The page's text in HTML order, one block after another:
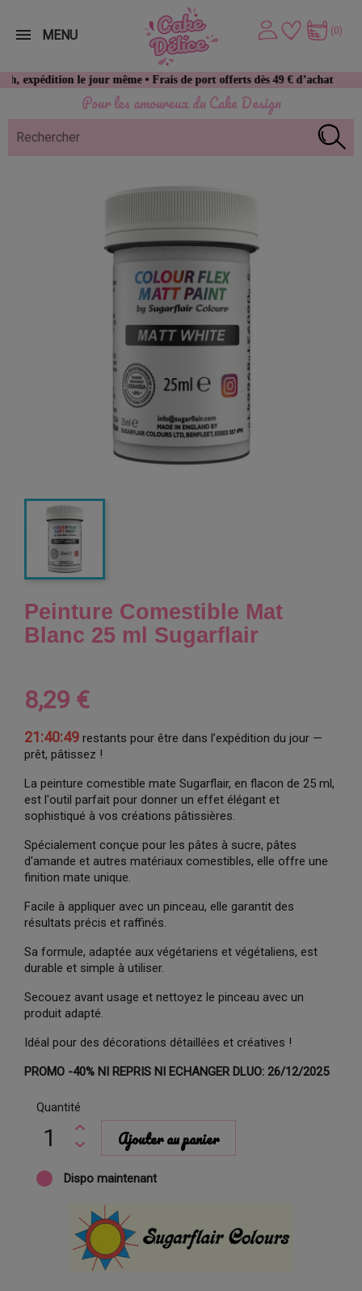
Pour les amoureux du Cake Design
le jour même • Frais de port offerts dès 49 € d’achat
(0)
MENU
Peinture Comestible Mat
Blanc 25 ml Sugarflair
8,29 €
21:40:48 restants pour être dans l’expédition du jour —
prêt, pâtissez !
La peinture comestible mate Sugarflair, en flacon de 25 ml,
est l'outil parfait pour donner un effet élégant et
sophistiqué à vos créations pâtissières.
Spécialement conçue pour les pâtes à sucre, pâtes
d'amande et autres matériaux comestibles, elle offre une
finition mate unique.
Facile à appliquer avec un pinceau, elle garantit des
résultats précis et raffinés.
Sa formule, adaptée aux végétariens et végétaliens, est
durable et simple à utiliser.
Secouez avant usage et nettoyez le pinceau avec un
produit adapté.
Idéal pour des décorations détaillées et créatives !
PROMO -40% NI REPRIS NI ECHANGER DLUO: 26/12/2025
Quantité
Ajouter au panier
Dispo maintenant